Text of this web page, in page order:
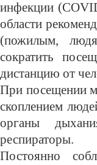
инфекции
области
(пожилым,
сократить
дистанцию от
При посещении
скоплением
органы
респираторы.
Постоянно